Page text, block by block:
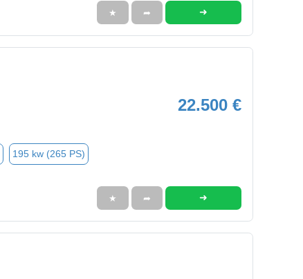
★ ➦ ➜
22.500 €
195 kw (265 PS)
★ ➦ ➜